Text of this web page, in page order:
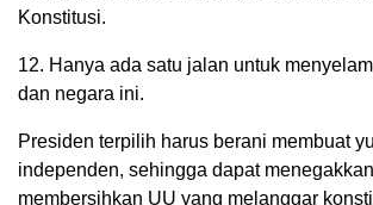
Konstitusi.
12. Hanya ada satu jalan untuk
dan negara ini.
Presiden terpilih harus berani membuat
independen, sehingga dapat
membersihkan UU yang melanggar